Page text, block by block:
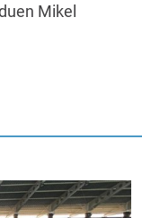
Mikel